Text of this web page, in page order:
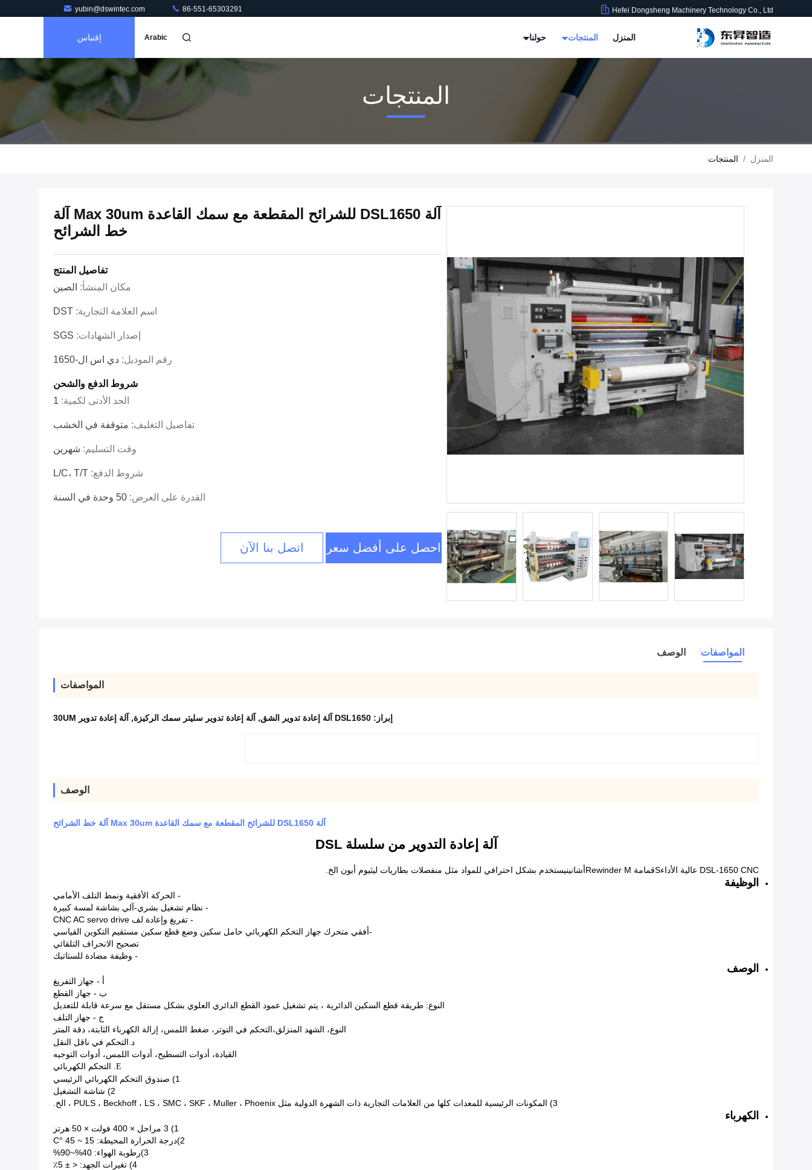
Hefei Dongsheng Machinery Technology Co., Ltd
yubin@dswintec.com 86-551-65303291
المنزل المنتجات حولنا Arabic إقتباس
المنتجات
المنزل / المنتجات
آلة DSL1650 للشرائح المقطعة مع سمك القاعدة Max 30um آلة
خط الشرائح
تفاصيل المنتج
مكان المنشأ: الصين
اسم العلامة التجارية: DST
إصدار الشهادات: SGS
رقم الموديل: دي اس ال-1650
شروط الدفع والشحن
الحد الأدنى لكمية: 1
تفاصيل التغليف: متوقفة في الخشب
وقت التسليم: شهرين
شروط الدفع: L/C، T/T
القدرة على العرض: 50 وحدة في السنة
احصل على أفضل سعر اتصل بنا الآن
المواصفات الوصف
المواصفات
إبراز: DSL1650 آلة إعادة تدوير الشق , آلة إعادة تدوير سليتر سمك الركيزة, آلة إعادة تدوير 30UM
الوصف
آلة DSL1650 للشرائح المقطعة مع سمك القاعدة Max 30um آلة خط الشرائح
آلة إعادة التدوير من سلسلة DSL
DSL-1650 CNC عالية الأداء Sقمامة Rewinder M أشانينيستخدم بشكل احترافي للمواد مثل منفصلات بطاريات ليثيوم أيون الخ.
الوظيفة
- الحركة الأفقية ونمط التلف الأمامي
- نظام تشغيل بشري-آلي بشاشة لمسة كبيرة
- تفريغ وإعادة لف CNC AC servo drive
-أفقي متحرك جهاز التحكم الكهربائي حامل سكين وضع قطع سكين مستقيم التكوين القياسي
تصحيح الانحراف التلقائي
- وظيفة مضادة للستاتيك
الوصف
أ - جهاز التفريغ
ب - جهاز القطع
النوع: طريقة قطع السكين الدائرية ، يتم تشغيل عمود القطع الدائري العلوي بشكل مستقل مع سرعة قابلة للتعديل
ج - جهاز التلف
النوع، الشهد المنزلق،التحكم في التوتر، ضغط اللمس، إزالة الكهرباء الثابتة، دقة المتر
د. التحكم في ناقل النقل
القيادة، أدوات التسطيح، أدوات اللمس، أدوات التوجيه
E. التحكم الكهربائي
1) صندوق التحكم الكهربائي الرئيسي
2) شاشة التشغيل
3) المكونات الرئيسية للمعدات كلها من العلامات التجارية ذات الشهرة الدولية مثل PULS ، Beckhoff ، LS ، SMC ، SKF ، Muller ، Phoenix ، الخ.
الكهرباء
1) 3 مراحل × 400 فولت × 50 هرتز
2) درجة الحرارة المحيطة: 15 ~ 45 °C
3) رطوبة الهواء: 40%~90%
4) تغيرات الجهد: < ± 5٪